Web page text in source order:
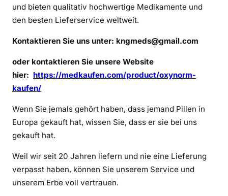
i
c
h
a
u
e
O
und bieten qualitativ hochwertige Medikamente und
den besten Lieferservice weltweit.
Kontaktieren Sie uns unter: kngmeds@gmail.com
oder kontaktieren Sie unsere Website
hier: https://medkaufen.com/product/oxynorm-
kaufen/
Wenn Sie jemals gehört haben, dass jemand Pillen in
Europa gekauft hat, wissen Sie, dass er sie bei uns
gekauft hat.
Weil wir seit 20 Jahren liefern und nie eine Lieferung
verpasst haben, können Sie unserem Service und
unserem Erbe voll vertrauen.